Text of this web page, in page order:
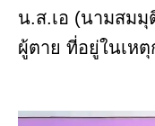
น.ส.เอ (นามสมมุ
ผู้ตาย ที่อยู่ในเห